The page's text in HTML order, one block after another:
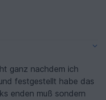
ganz nachdem ich
festgestellt habe das
enden muß sondern